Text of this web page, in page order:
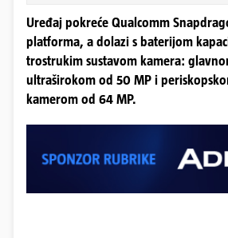
Uređaj pokreće Qualcomm
platforma, a dolazi s baterijom
trostrukim sustavom kamera:
ultraširokom od 50 MP i
kamerom od 64 MP.